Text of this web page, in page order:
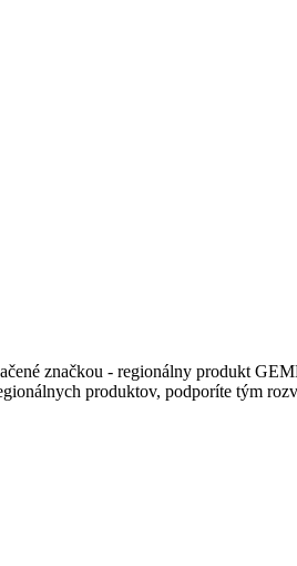
značkou - regionálny produkt
produktov, podporíte tým